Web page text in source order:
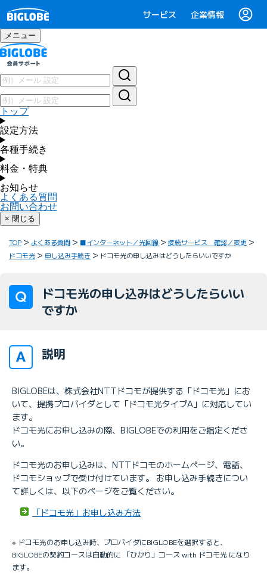
サービス 企業情報
メニュー
トップ
設定方法
各種手続き
料金・特典
お知らせ
よくある質問
お問い合わせ
× 閉じる
TOP よくある質問 ■インターネット／光回線
接続サービス 確認／変更
ドコモ光
申し込み手続き ドコモ光の申し込みはどうしたらいいですか
ドコモ光の申し込みはどうしたらいい
ですか
説明
BIGLOBEは、株式会社NTTドコモが提供する「ドコモ光」にお
いて、提携プロバイダとして「ドコモ光タイプA」に対応してい
ます。
ドコモ光にお申し込みの際、BIGLOBEでの利用をご指定くださ
い。
ドコモ光のお申し込みは、NTTドコモのホームページ、電話、
ドコモショップで受け付けています。 お申し込み手続きについ
て詳しくは、以下のページをご覧ください。
「ドコモ光」お申し込み方法
※ ドコモ光のお申し込み時、プロバイダにBIGLOBEを選択すると、
BIGLOBEの契約コースは自動的に 「ひかり」コース with ドコモ光 になり
ます。